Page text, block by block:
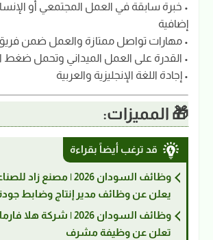
• خبرة سابقة في العمل المجتمعي أو
إضافية
• مهارات تواصل ممتازة والعمل ضمن
• القدرة على العمل الميداني وتحمل ضغط
• إجادة اللغة الإنجليزية والعربية
🎁 المميزات:
قد ترغب أيضاً بقراءة
وظائف السودان 2026 | مصنع
يعلن عن وظائف مدير إنتاج وضابط
وظائف السودان 2026 | شركة
تعلن عن وظيفة مشرف